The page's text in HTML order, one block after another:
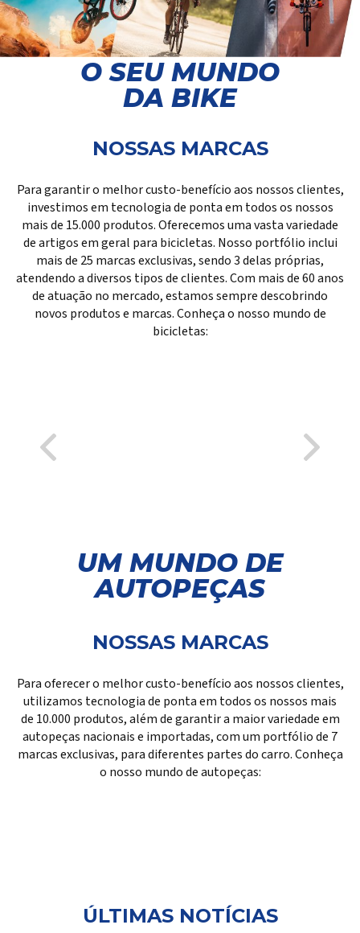
O SEU MUNDO
DA BIKE
NOSSAS MARCAS
Para garantir o melhor custo-benefício aos nossos clientes,
investimos em tecnologia de ponta em todos os nossos
mais de 15.000 produtos. Oferecemos uma vasta variedade
de artigos em geral para bicicletas. Nosso portfólio inclui
mais de 25 marcas exclusivas, sendo 3 delas próprias,
atendendo a diversos tipos de clientes. Com mais de 60 anos
de atuação no mercado, estamos sempre descobrindo
novos produtos e marcas. Conheça o nosso mundo de
bicicletas:
UM MUNDO DE
AUTOPEÇAS
NOSSAS MARCAS
Para oferecer o melhor custo-benefício aos nossos clientes,
utilizamos tecnologia de ponta em todos os nossos mais
de 10.000 produtos, além de garantir a maior variedade em
autopeças nacionais e importadas, com um portfólio de 7
marcas exclusivas, para diferentes partes do carro. Conheça
o nosso mundo de autopeças:
ÚLTIMAS NOTÍCIAS